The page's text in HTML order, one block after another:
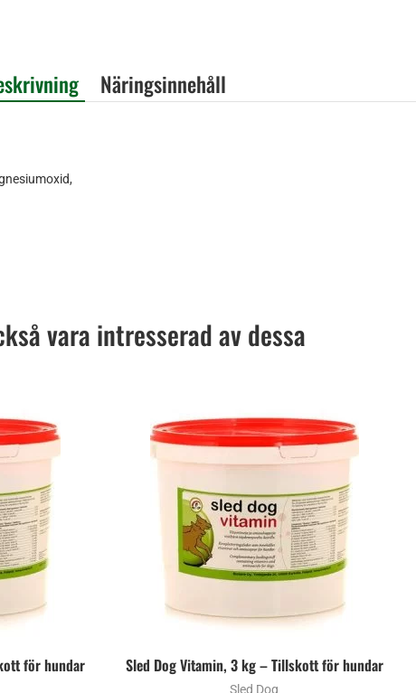
Näringsinnehåll
vara intresserad av dessa
för hundar Sled Dog Vitamin, 3 kg – Tillskott för hundar
Sled Dog